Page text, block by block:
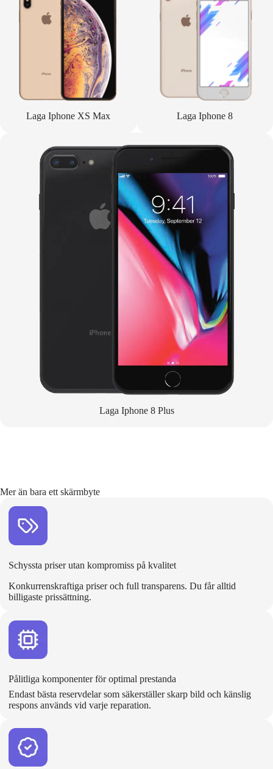
Laga Iphone XS Max Laga Iphone 8
Laga Iphone 8 Plus
Mer än bara ett skärmbyte
Schyssta priser utan kompromiss på kvalitet
Konkurrenskraftiga priser och full transparens. Du får alltid
billigaste prissättning.
Pålitliga komponenter för optimal prestanda
Endast bästa reservdelar som säkerställer skarp bild och känslig
respons används vid varje reparation.